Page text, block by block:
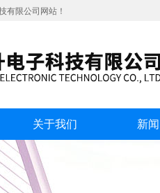
有限公司网站！
关于我们 新